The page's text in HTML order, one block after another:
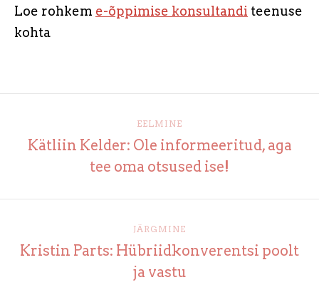
Loe rohkem e-õppimise konsultandi teenuse
kohta
EELMINE
Kätliin Kelder: Ole informeeritud, aga
tee oma otsused ise!
JÄRGMINE
Kristin Parts: Hübriidkonverentsi poolt
ja vastu